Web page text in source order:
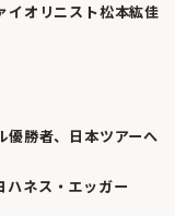
イオリニスト松本紘佳
優勝者、日本ツアーへ
ハネス・エッガー